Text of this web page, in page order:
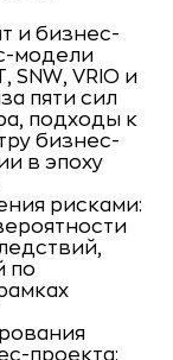
и бизнес-
модели
SNW, VRIO и
пяти сил
подходы к
бизнес-
в эпоху
рисками:
по
проекта: